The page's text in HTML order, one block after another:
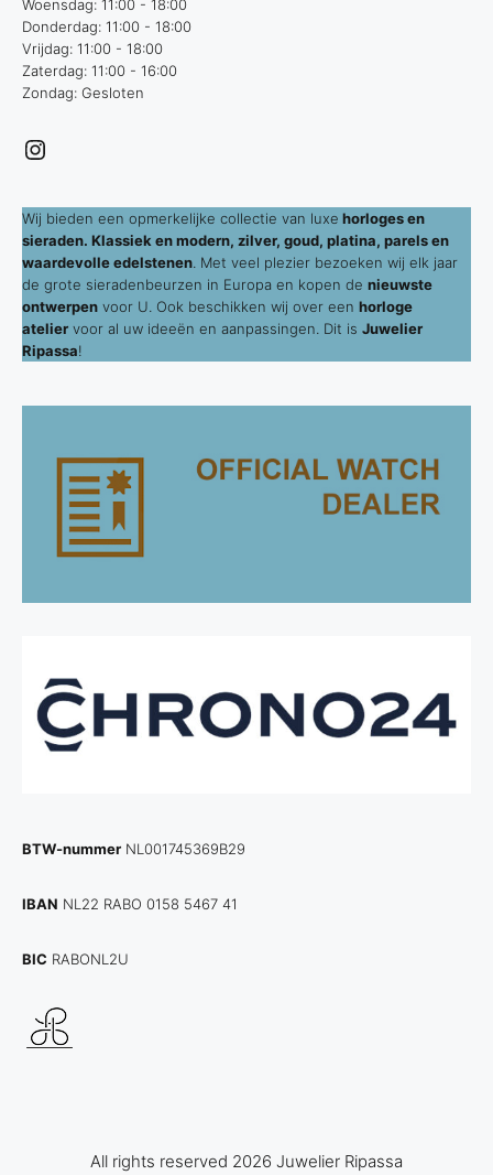
Woensdag: 11:00 - 18:00
Donderdag: 11:00 - 18:00
Vrijdag: 11:00 - 18:00
Zaterdag: 11:00 - 16:00
Zondag: Gesloten
Instagram
Wij bieden een opmerkelijke collectie van luxe horloges en
sieraden. Klassiek en modern, zilver, goud, platina, parels en
waardevolle edelstenen . Met veel plezier bezoeken wij elk jaar
de grote sieradenbeurzen in Europa en kopen de nieuwste
ontwerpen voor U. Ook beschikken wij over een horloge
atelier voor al uw ideeën en aanpassingen. Dit is Juwelier
Ripassa!
BTW-nummer NL001745369B29
IBAN NL22 RABO 0158 5467 41
BIC RABONL2U
All rights reserved 2026 Juwelier Ripassa